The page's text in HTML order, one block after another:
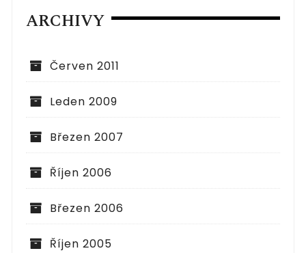
ARCHIVY
Červen 2011
Leden 2009
Březen 2007
Říjen 2006
Březen 2006
Říjen 2005